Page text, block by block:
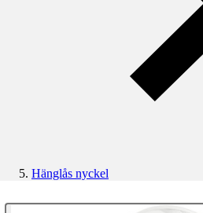
Hänglås nyckel